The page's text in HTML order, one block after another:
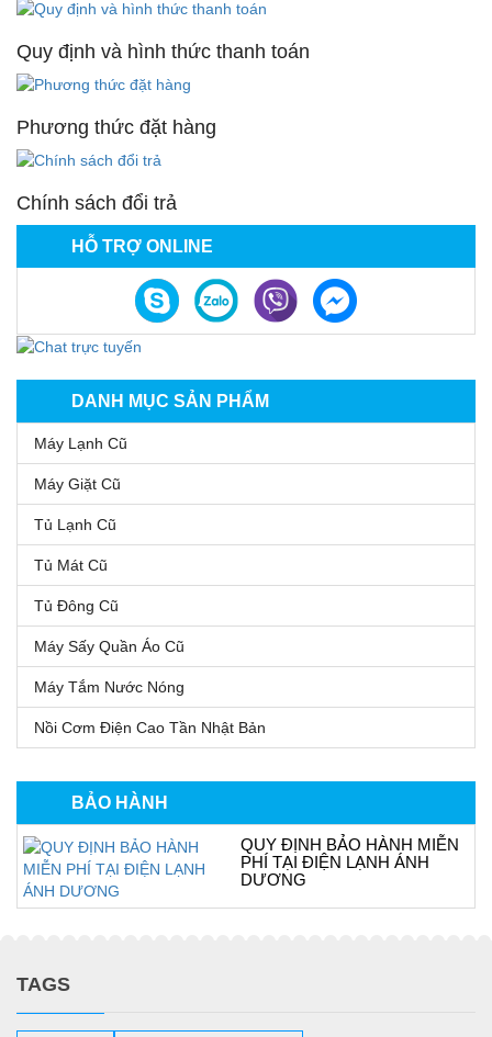
HỖ TRỢ ONLINE
DANH MỤC SẢN PHẨM
Máy Lạnh Cũ
Máy Giặt Cũ
Tủ Lạnh Cũ
Tủ Mát Cũ
Tủ Đông Cũ
Máy Sấy Quần Áo Cũ
Máy Tắm Nước Nóng
Nồi Cơm Điện Cao Tần Nhật Bản
BẢO HÀNH
QUY ĐỊNH BẢO HÀNH MIỄN
PHÍ TẠI ĐIỆN LẠNH ÁNH
DƯƠNG
Quy định và hình thức thanh toán
Phương thức đặt hàng
Chính sách đổi trả
TAGS